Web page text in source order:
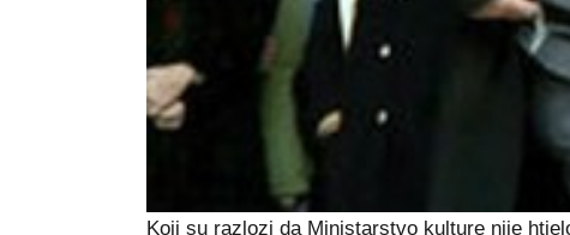
Koji su razlozi da Ministarstvo kulture nije